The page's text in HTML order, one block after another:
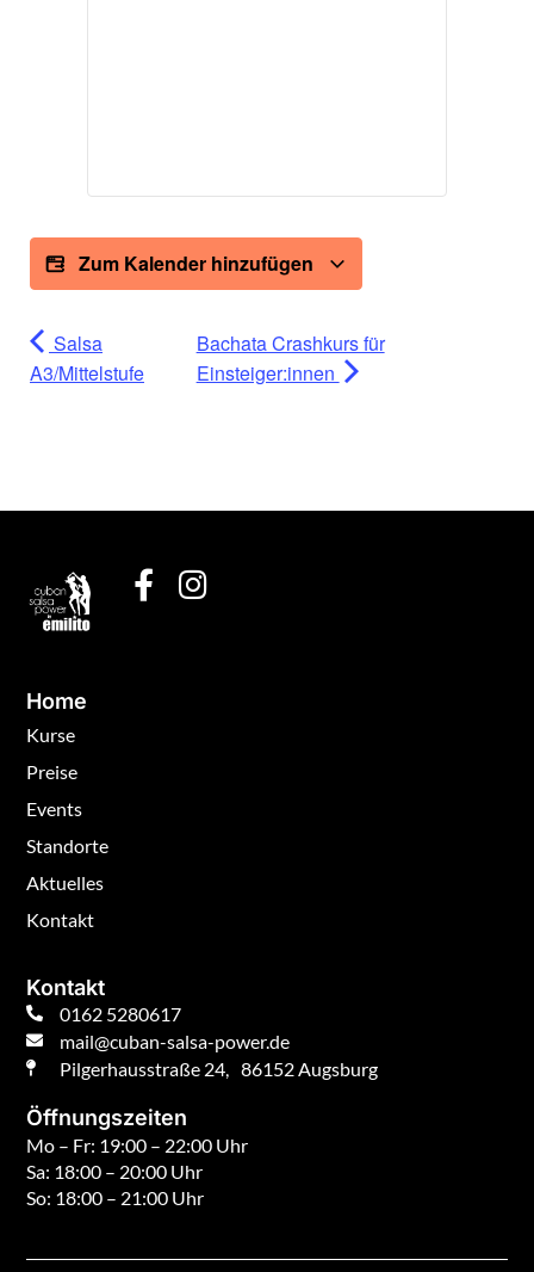
Zum Kalender hinzufügen
Salsa
A3/Mittelstufe
Bachata Crashkurs für
Einsteiger:innen
Home
Kurse
Preise
Events
Standorte
Aktuelles
Kontakt
Kontakt
0162 5280617
mail@cuban-salsa-power.de
Pilgerhausstraße 24, 86152 Augsburg
Öffnungszeiten
Mo – Fr: 19:00 – 22:00 Uhr
Sa: 18:00 – 20:00 Uhr
So: 18:00 – 21:00 Uhr